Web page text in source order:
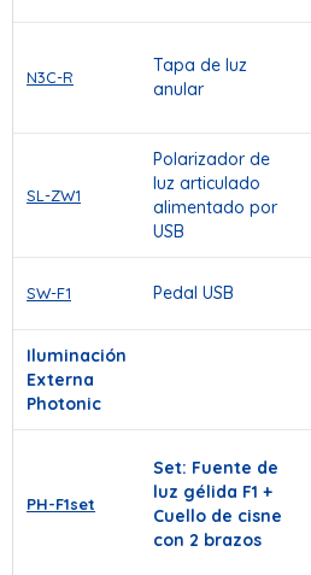
N3C-R
Tapa de luz
anular
SL-ZW1
Polarizador de
luz articulado
alimentado por
USB
SW-F1 Pedal USB
Iluminación
Externa
Photonic
PH-F1set
Set: Fuente de
luz gélida F1 +
Cuello de cisne
con 2 brazos